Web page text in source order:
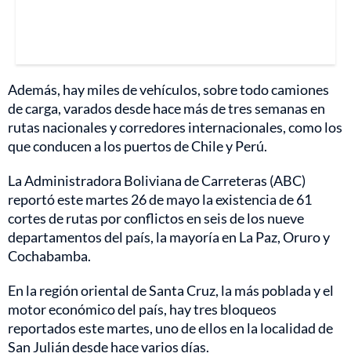
Además, hay miles de vehículos, sobre todo camiones
de carga, varados desde hace más de tres semanas en
rutas nacionales y corredores internacionales, como los
que conducen a los puertos de Chile y Perú.
La Administradora Boliviana de Carreteras (ABC)
reportó este martes 26 de mayo la existencia de 61
cortes de rutas por conflictos en seis de los nueve
departamentos del país, la mayoría en La Paz, Oruro y
Cochabamba.
En la región oriental de Santa Cruz, la más poblada y el
motor económico del país, hay tres bloqueos
reportados este martes, uno de ellos en la localidad de
San Julián desde hace varios días.